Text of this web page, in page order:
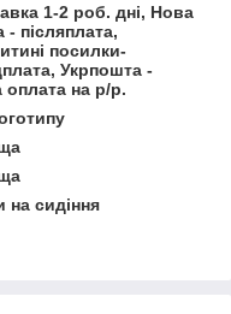
1-2 роб. дні, Нова
- післяплата,
посилки-
Укрпошта -
оплата на р/р.
на сидіння